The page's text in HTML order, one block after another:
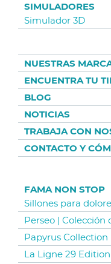
SIMULADORES
Simulador 3D
NUESTRAS
ENCUENTRA TU
BLOG
NOTICIAS
TRABAJA CON
CONTACTO Y
FAMA NON STOP
Sillones para
Perseo | Colección
Papyrus Collection
La Ligne 29 Edition